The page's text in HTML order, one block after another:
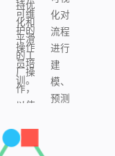
可维
护的
操作
员培
训。
持优
化和
平滑
的工
厂操
作，
以使
Microsoft
化对
流程
进行
建
模、
预测